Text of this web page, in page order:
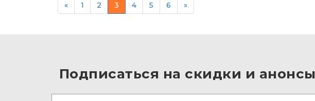
« 1 2 3 4 5 6 »
Подписаться на скидки и анонсы